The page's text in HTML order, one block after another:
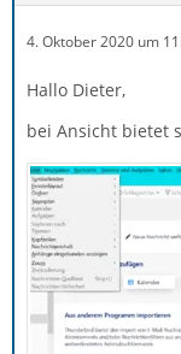
4. Oktober 2020 um
Hallo Dieter,
bei Ansicht bietet